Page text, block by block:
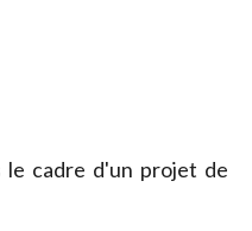
le cadre d'un projet de